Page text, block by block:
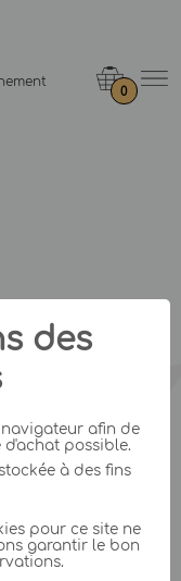
0
des
afin de
possible.
à des fins
pour ce site ne
garantir le bon